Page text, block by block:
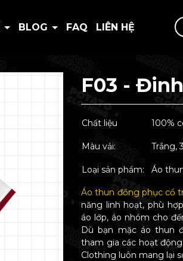
BLOG FAQ LIÊN HỆ
F03 -
Chất liệu 100%
Màu vải: Trắng,
Loại sản phẩm: Áo
Áo thun đồng phục cổ
năng linh hoạt, phù
áo lớp, áo nhóm cho
Dù bạn mặc áo thun
tham gia các hoạt
Clothing luôn mang lại